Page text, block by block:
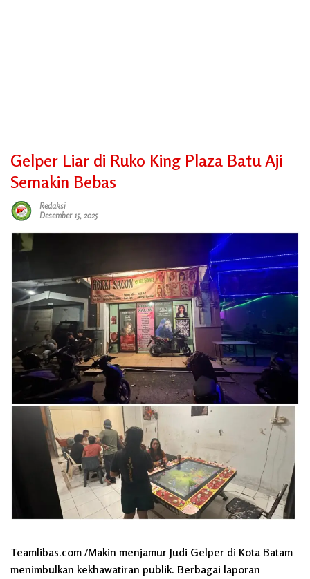
Gelper Liar di Ruko King Plaza Batu Aji
Semakin Bebas
Redaksi
Desember 15, 2025
Teamlibas.com /Makin menjamur Judi Gelper di Kota Batam
menimbulkan kekhawatiran publik. Berbagai laporan